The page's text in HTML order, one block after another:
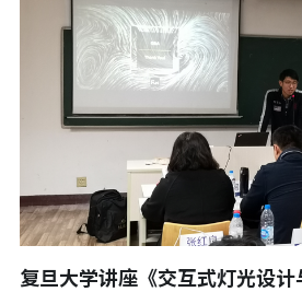
复旦大学讲座《交互式灯光设计